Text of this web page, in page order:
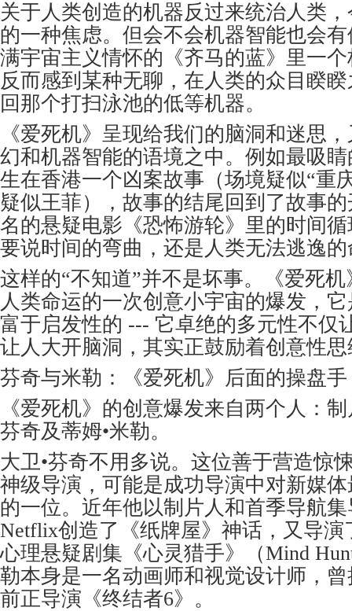
关于人类创造的机器反过来统治人类
的一种焦虑。但会不会机器智能也会
满宇宙主义情怀的《齐马的蓝》里一
反而感到某种无聊，在人类的众目睽
回那个打扫泳池的低等机器。
《爱死机》呈现给我们的脑洞和迷思
幻和机器智能的语境之中。例如最吸
生在香港一个凶案故事（场境疑似“重
疑似王菲），故事的结尾回到了故事
名的悬疑电影《恐怖游轮》里的时间
要说时间的弯曲，还是人类无法逃逸
这样的“不知道”并不是坏事。《爱死
人类命运的一次创意小宇宙的爆发，
富于启发性的 --- 它卓绝的多元性不仅
让人大开脑洞，其实正鼓励着创意性
芬奇与米勒：《爱死机》后面的操盘手
《爱死机》的创意爆发来自两个人：
芬奇及蒂姆•米勒。
大卫•芬奇不用多说。这位善于营造惊
神级导演，可能是成功导演中对新媒
的一位。近年他以制片人和首季导航
Netflix创造了《纸牌屋》神话，又导
心理悬疑剧集《心灵猎手》（Mind
勒本身是一名动画师和视觉设计师，
前正导演《终结者6》。